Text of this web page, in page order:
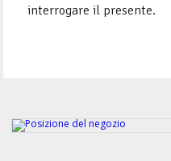
interrogare il presente.